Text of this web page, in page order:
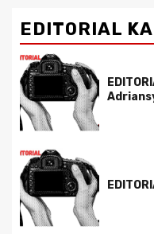
EDITORIAL